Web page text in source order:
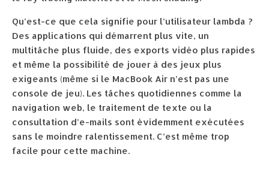
Qu’est-ce que cela signifie pour l’utilisateur lambda ?
Des applications qui démarrent plus vite, un
multitâche plus fluide, des exports vidéo plus rapides
et même la possibilité de jouer à des jeux plus
exigeants (même si le MacBook Air n’est pas une
console de jeu). Les tâches quotidiennes comme la
navigation web, le traitement de texte ou la
consultation d’e-mails sont évidemment exécutées
sans le moindre ralentissement. C’est même trop
facile pour cette machine.